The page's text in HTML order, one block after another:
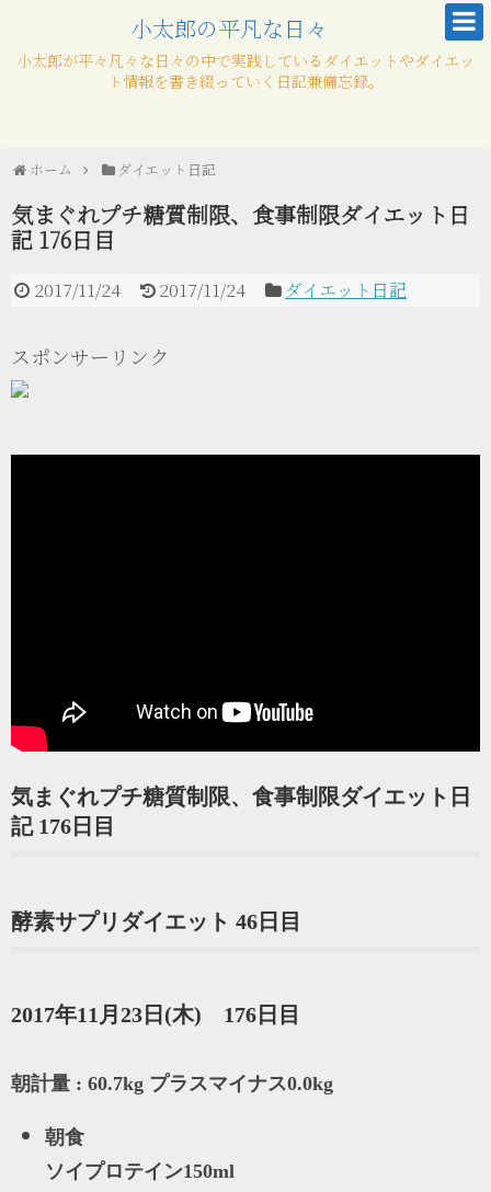
小太郎の平凡な日々
小太郎が平々凡々な日々の中で実践しているダイエットやダイエッ
ト情報を書き綴っていく日記兼備忘録。
ホーム ダイエット日記
気まぐれプチ糖質制限、食事制限ダイエット日
記 176日目
2017/11/24 2017/11/24 ダイエット日記
スポンサーリンク
気まぐれプチ糖質制限、食事制限ダイエット日
記 176日目
酵素サプリダイエット 46日目
2017年11月23日(木) 176日目
朝計量 : 60.7kg プラスマイナス0.0kg
朝食
ソイプロテイン150ml